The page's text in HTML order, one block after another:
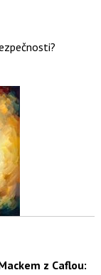
z Caflou: